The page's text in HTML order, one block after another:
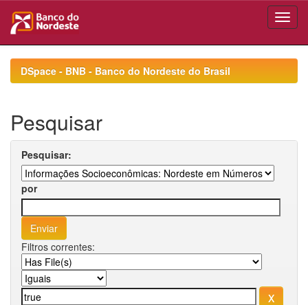
navigationDSpace - BNB - Banco do Nordeste do Brasil
Pesquisar
Pesquisar:
por
Filtros correntes: